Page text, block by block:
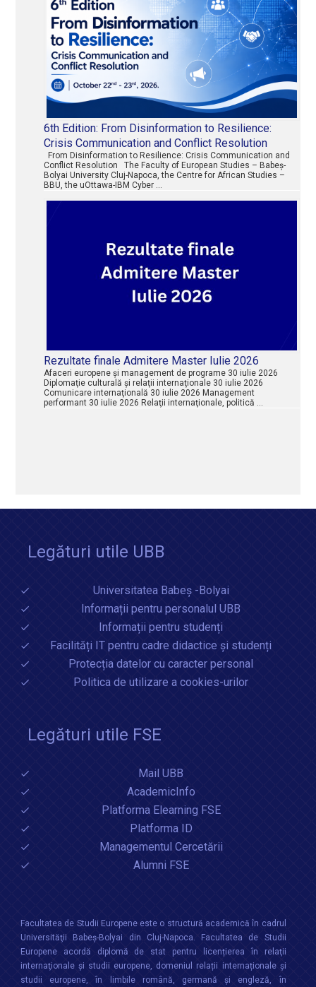
6th Edition: From Disinformation to Resilience:
Crisis Communication and Conflict Resolution
From Disinformation to Resilience: Crisis Communication and
Conflict Resolution The Faculty of European Studies – Babeș-
Bolyai University Cluj-Napoca, the Centre for African Studies –
BBU, the uOttawa-IBM Cyber …
Rezultate finale Admitere Master Iulie 2026
Afaceri europene şi management de programe 30 iulie 2026
Diplomaţie culturală şi relaţii internaţionale 30 iulie 2026
Comunicare internaţională 30 iulie 2026 Management
performant 30 iulie 2026 Relaţii internaţionale, politică …
Legături utile UBB
Universitatea Babeș -Bolyai
Informații pentru personalul UBB
Informații pentru studenți
Facilități IT pentru cadre didactice și studenți
Protecția datelor cu caracter personal
Politica de utilizare a cookies-urilor
Legături utile FSE
Mail UBB
AcademicInfo
Platforma Elearning FSE
Platforma ID
Managementul Cercetării
Alumni FSE
Facultatea de Studii Europene este o structură academică în cadrul
Universităţii Babeș-Bolyai din Cluj-Napoca. Facultatea de Studii
Europene acordă diplomă de stat pentru licențierea în relaţii
internaţionale şi studii europene, domeniul relații internaționale şi
studii europene, în limbile română, germană și engleză, în